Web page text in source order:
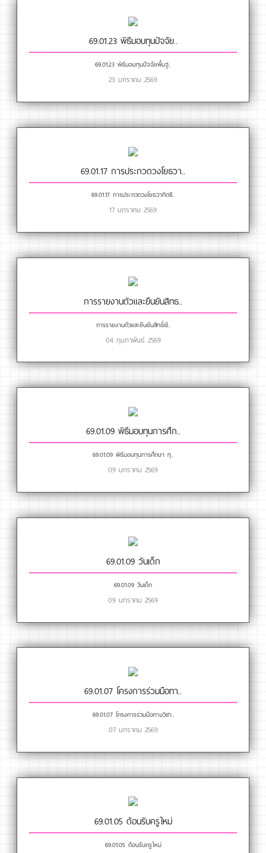
69.01.23 พิธีมอบทุนปัจจัย..
69.01.23 พิธีมอบทุนปัจจัยพื้นฐ..
23 มกราคม 2569
69.01.17 การประกวดวงโยธวา..
69.01.17 การประกวดวงโยธวาทิตชิ..
17 มกราคม 2569
การรายงานตัวและยืนยันสิทธ..
การรายงานตัวและยืนยันสิทธิ์เข้..
04 กุมภาพันธ์ 2569
69.01.09 พิธีมอบทุนการศึก..
69.01.09 พิธีมอบทุนการศึกษา ทุ..
09 มกราคม 2569
69.01.09 วันเด็ก
69.01.09 วันเด็ก
09 มกราคม 2569
69.01.07 โครงการร่วมมือทา..
69.01.07 โครงการร่วมมือทางวิชา..
07 มกราคม 2569
69.01.05 ต้อนรับครูใหม่
69.01.05 ต้อนรับครูใหม่